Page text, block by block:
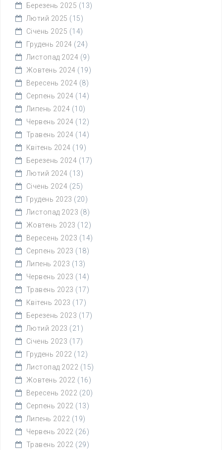
Березень 2025 (13)
Лютий 2025 (15)
Січень 2025 (14)
Грудень 2024 (24)
Листопад 2024 (9)
Жовтень 2024 (19)
Вересень 2024 (8)
Серпень 2024 (14)
Липень 2024 (10)
Червень 2024 (12)
Травень 2024 (14)
Квітень 2024 (19)
Березень 2024 (17)
Лютий 2024 (13)
Січень 2024 (25)
Грудень 2023 (20)
Листопад 2023 (8)
Жовтень 2023 (12)
Вересень 2023 (14)
Серпень 2023 (18)
Липень 2023 (13)
Червень 2023 (14)
Травень 2023 (17)
Квітень 2023 (17)
Березень 2023 (17)
Лютий 2023 (21)
Січень 2023 (17)
Грудень 2022 (12)
Листопад 2022 (15)
Жовтень 2022 (16)
Вересень 2022 (20)
Серпень 2022 (13)
Липень 2022 (19)
Червень 2022 (26)
Травень 2022 (29)